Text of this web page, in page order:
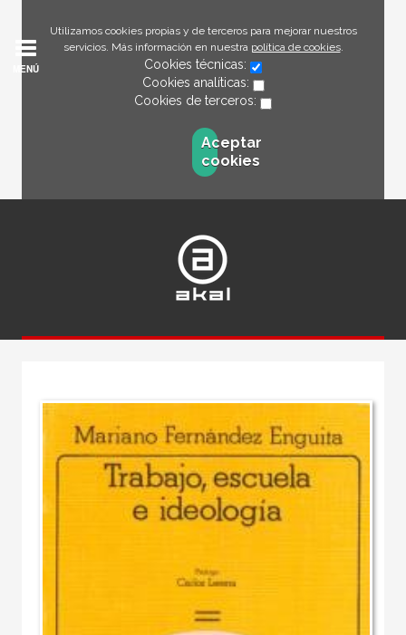
Utilizamos cookies propias y de terceros para mejorar nuestros
servicios. Más información en nuestra política de cookies.
Cookies técnicas:
Cookies analíticas:
Cookies de terceros:
Aceptar
cookies
MENÚ